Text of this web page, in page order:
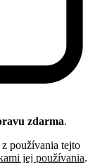
zdarma.
používania tejto
jej používania.